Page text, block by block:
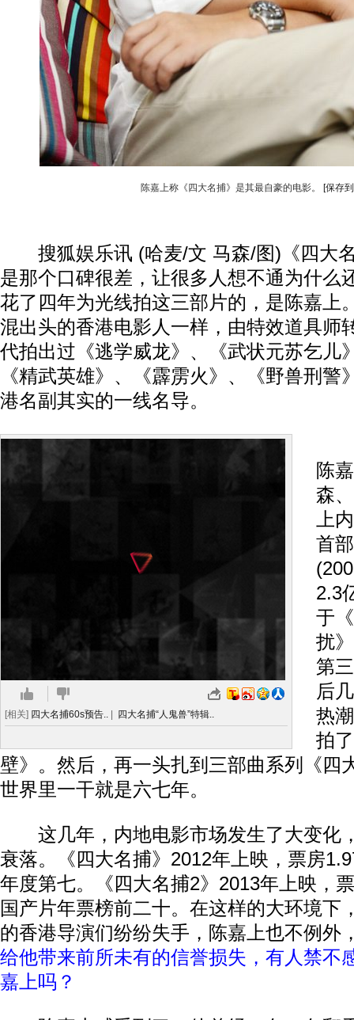
陈嘉上称《四大名捕》是其最自豪的电影。 [保存
搜狐娱乐讯 (哈麦/文 马森/图)《四大
是那个口碑很差，让很多人想不通为什么
花了四年为光线拍这三部片的，是陈嘉上
混出头的香港电影人一样，由特效道具师
代拍出过《逃学威龙》、《武状元苏乞儿
《精武英雄》、《霹雳火》、《野兽刑警
港名副其实的一线名导。
[相关] 四大名捕60s预告.. 四大名捕“人鬼兽”特辑..
陈
森
上
首
2.3
于
扰
第
后
热
拍
壁》。然后，再一头扎到三部曲系列《四
世界里一干就是六七年。
这几年，内地电影市场发生了大变化
衰落。《四大名捕》2012年上映，票房
年度第七。《四大名捕2》2013年上映，
国产片年票榜前二十。在这样的大环境下
的香港导演们纷纷失手，陈嘉上也不例外
给他带来前所未有的信誉损失，有人禁不
嘉上吗？